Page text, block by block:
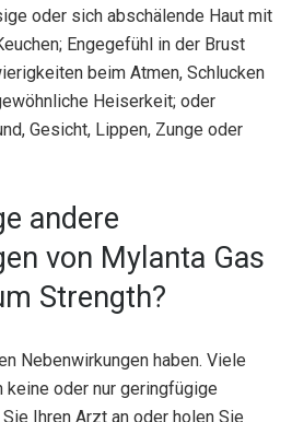
oder sich abschälende Haut mit
Engegefühl in der Brust
beim Atmen, Schlucken
Heiserkeit; oder
Gesicht, Lippen, Zunge oder
andere
von Mylanta Gas
Strength?
Nebenwirkungen haben. Viele
keine oder nur geringfügige
Ihren Arzt an oder holen Sie